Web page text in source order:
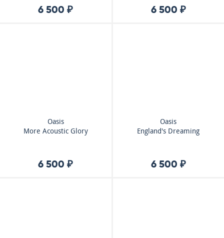
6 500 ₽ 6 500 ₽
Oasis
More Acoustic Glory
6 500 ₽
Oasis
England's Dreaming
6 500 ₽